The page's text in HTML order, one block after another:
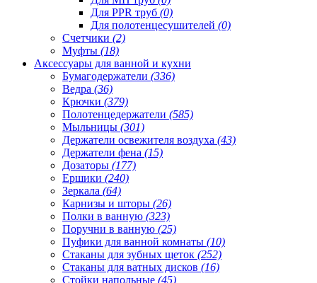
Для PPR труб (0)
Для полотенцесушителей (0)
Счетчики (2)
Муфты (18)
Аксессуары для ванной и кухни
Бумагодержатели (336)
Ведра (36)
Крючки (379)
Полотенцедержатели (585)
Мыльницы (301)
Держатели освежителя воздуха (43)
Держатели фена (15)
Дозаторы (177)
Ершики (240)
Зеркала (64)
Карнизы и шторы (26)
Полки в ванную (323)
Поручни в ванную (25)
Пуфики для ванной комнаты (10)
Стаканы для зубных щеток (252)
Стаканы для ватных дисков (16)
Стойки напольные (45)